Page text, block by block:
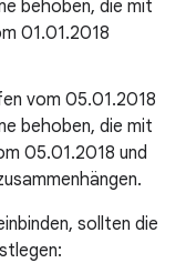
behoben, die mit
01.01.2018
vom 05.01.2018
behoben, die mit
05.01.2018 und
sollten die